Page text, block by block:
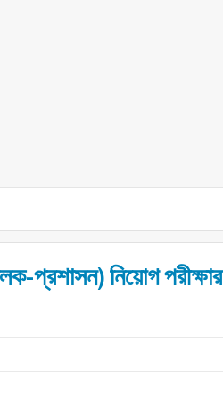
প্রশাসন) নিয়োগ পরীক্ষার